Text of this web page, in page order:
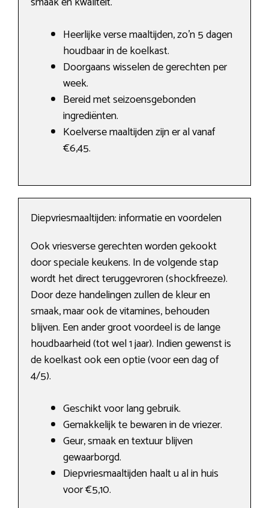
Heerlijke verse maaltijden, zo’n 5 dagen
houdbaar in de koelkast.
Doorgaans wisselen de gerechten per
week.
Bereid met seizoensgebonden
ingrediënten.
Koelverse maaltijden zijn er al vanaf
€6,45.
Diepvriesmaaltijden: informatie en voordelen
Ook vriesverse gerechten worden gekookt
door speciale keukens. In de volgende stap
wordt het direct teruggevroren (shockfreeze).
Door deze handelingen zullen de kleur en
smaak, maar ook de vitamines, behouden
blijven. Een ander groot voordeel is de lange
houdbaarheid (tot wel 1 jaar). Indien gewenst is
de koelkast ook een optie (voor een dag of
4/5).
Geschikt voor lang gebruik.
Gemakkelijk te bewaren in de vriezer.
Geur, smaak en textuur blijven
gewaarborgd.
Diepvriesmaaltijden haalt u al in huis
voor €5,10.